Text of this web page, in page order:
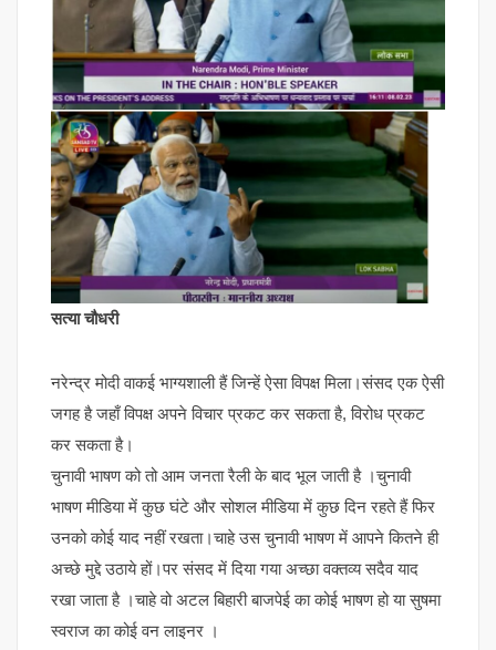
सत्या चौधरी
नरेन्द्र मोदी वाकई भाग्यशाली हैं जिन्हें ऐसा विपक्ष मिला।संसद एक ऐसी
जगह है जहाँ विपक्ष अपने विचार प्रकट कर सकता है, विरोध प्रकट
कर सकता है।
चुनावी भाषण को तो आम जनता रैली के बाद भूल जाती है ।चुनावी
भाषण मीडिया में कुछ घंटे और सोशल मीडिया में कुछ दिन रहते हैं फिर
उनको कोई याद नहीं रखता।चाहे उस चुनावी भाषण में आपने कितने ही
अच्छे मुद्दे उठाये हों।पर संसद में दिया गया अच्छा वक्तव्य सदैव याद
रखा जाता है ।चाहे वो अटल बिहारी बाजपेई का कोई भाषण हो या सुषमा
स्वराज का कोई वन लाइनर ।